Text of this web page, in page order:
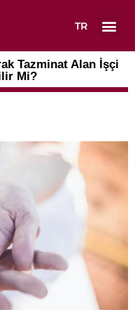
TR
Tazminat Alan İşçi
Mi?